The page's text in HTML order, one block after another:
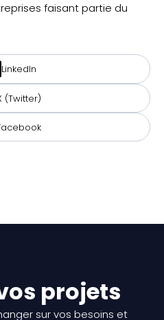
faisant partie du
LinkedIn
(Twitter)
projets
sur vos besoins et